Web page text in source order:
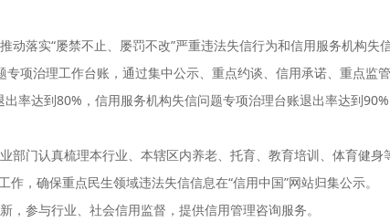
动落实“屡禁不止、屡罚不改”严重违法失信行为和信用服务机构失
项治理工作台账，通过集中公示、重点约谈、信用承诺、重点监
率达到80%，信用服务机构失信问题专项治理台账退出率达到
部门认真梳理本行业、本辖区内养老、托育、教育培训、体育健身
，确保重点民生领域违法失信信息在“信用中国”网站归集公示。
，参与行业、社会信用监督，提供信用管理咨询服务。